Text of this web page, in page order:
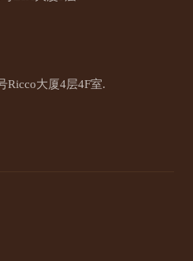
Ricco大厦4层4F室.